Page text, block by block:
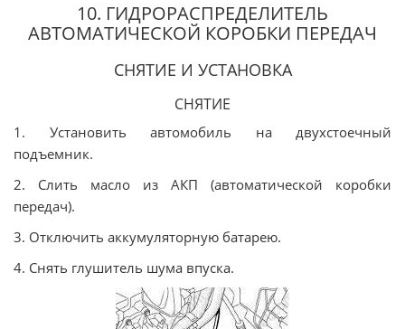
10. ГИДРОРАСПРЕДЕЛИТЕЛЬ
АВТОМАТИЧЕСКОЙ КОРОБКИ ПЕРЕДАЧ
СНЯТИЕ И УСТАНОВКА
СНЯТИЕ
1. Установить автомобиль на двухстоечный
подъемник.
2. Слить масло из АКП (автоматической коробки
передач).
3. Отключить аккумуляторную батарею.
4. Снять глушитель шума впуска.